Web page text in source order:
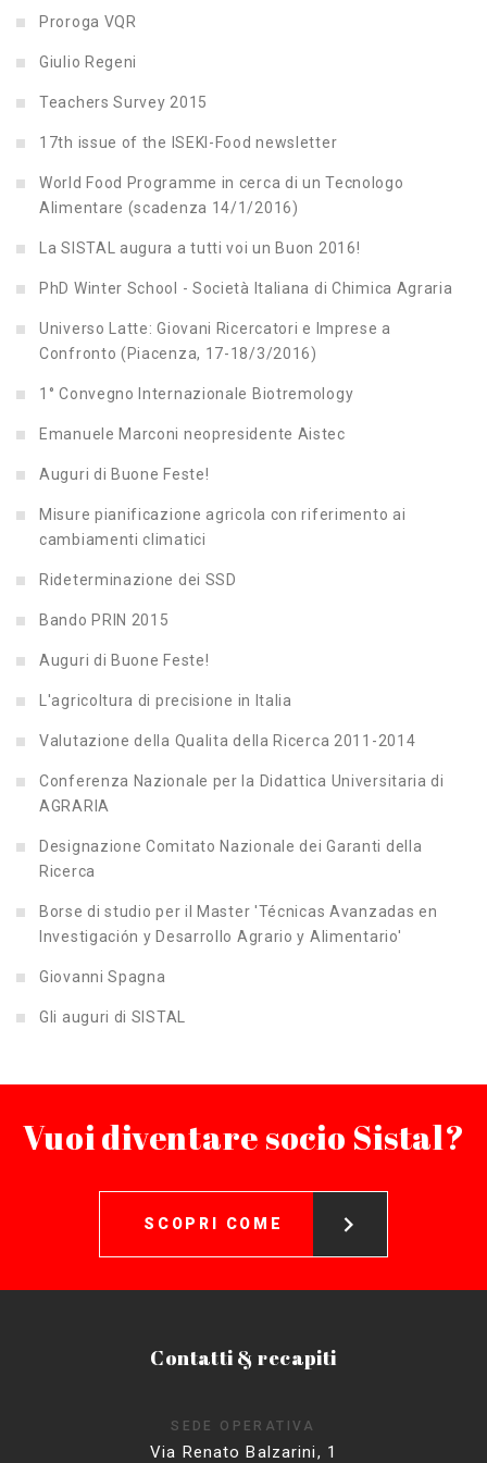
Proroga VQR
Giulio Regeni
Teachers Survey 2015
17th issue of the ISEKI-Food newsletter
World Food Programme in cerca di un Tecnologo
Alimentare (scadenza 14/1/2016)
La SISTAL augura a tutti voi un Buon 2016!
PhD Winter School - Società Italiana di Chimica Agraria
Universo Latte: Giovani Ricercatori e Imprese a
Confronto (Piacenza, 17-18/3/2016)
1° Convegno Internazionale Biotremology
Emanuele Marconi neopresidente Aistec
Auguri di Buone Feste!
Misure pianificazione agricola con riferimento ai
cambiamenti climatici
Rideterminazione dei SSD
Bando PRIN 2015
Auguri di Buone Feste!
L'agricoltura di precisione in Italia
Valutazione della Qualita della Ricerca 2011-2014
Conferenza Nazionale per la Didattica Universitaria di
AGRARIA
Designazione Comitato Nazionale dei Garanti della
Ricerca
Borse di studio per il Master 'Técnicas Avanzadas en
Investigación y Desarrollo Agrario y Alimentario'
Giovanni Spagna
Gli auguri di SISTAL
Vuoi diventare socio Sistal?
SCOPRI COME
Contatti & recapiti
SEDE OPERATIVA
Via Renato Balzarini, 1